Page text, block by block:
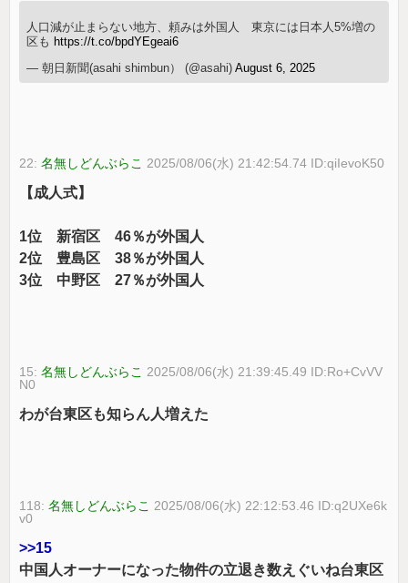
人口減が止まらない地方、頼みは外国人 東京には日本人5%増の
区も https://t.co/bpdYEgeai6
— 朝日新聞(asahi shimbun） (@asahi)August 6, 2025
22:名無しどんぶらこ 2025/08/06(水) 21:42:54.74 ID:qiIevoK50
【成人式】
1位 新宿区 46％が外国人
2位 豊島区 38％が外国人
3位 中野区 27％が外国人
15:名無しどんぶらこ 2025/08/06(水) 21:39:45.49 ID:Ro+CvVV
N0
わが台東区も知らん人増えた
118:名無しどんぶらこ 2025/08/06(水) 22:12:53.46 ID:q2UXe6k
v0
>>15
中国人オーナーになった物件の立退き数えぐいね台東区